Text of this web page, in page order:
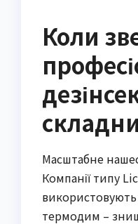
Коли
Масштабне
Компанії типу
використовують
термодим –